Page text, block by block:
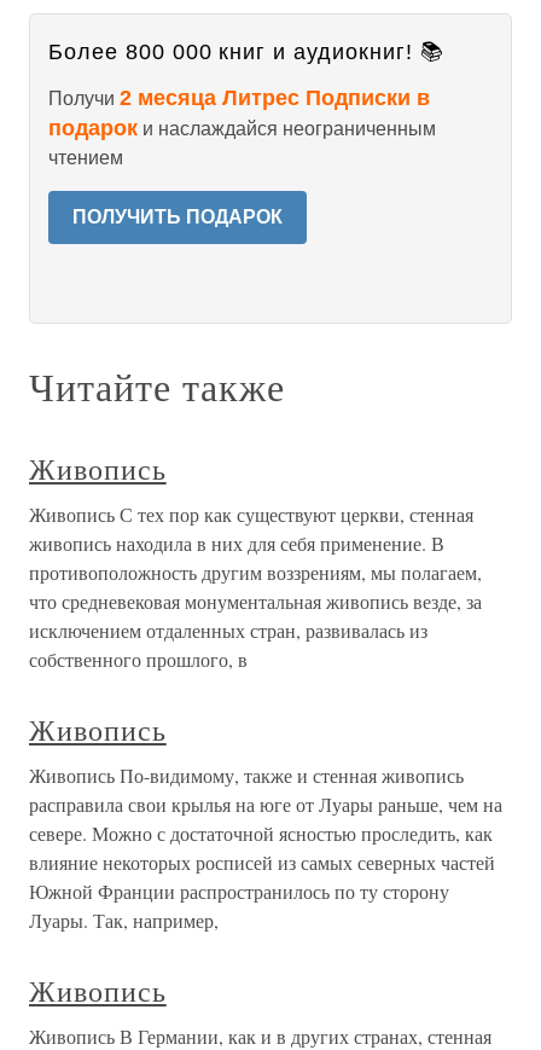
Более 800 000 книг и аудиокниг! 📚
Получи 2 месяца Литрес Подписки в
подарок и наслаждайся неограниченным
чтением
ПОЛУЧИТЬ ПОДАРОК
Читайте также
Живопись
Живопись С тех пор как существуют церкви, стенная
живопись находила в них для себя применение. В
противоположность другим воззрениям, мы полагаем,
что средневековая монументальная живопись везде, за
исключением отдаленных стран, развивалась из
собственного прошлого, в
Живопись
Живопись По-видимому, также и стенная живопись
расправила свои крылья на юге от Луары раньше, чем на
севере. Можно с достаточной ясностью проследить, как
влияние некоторых росписей из самых северных частей
Южной Франции распространилось по ту сторону
Луары. Так, например,
Живопись
Живопись В Германии, как и в других странах, стенная